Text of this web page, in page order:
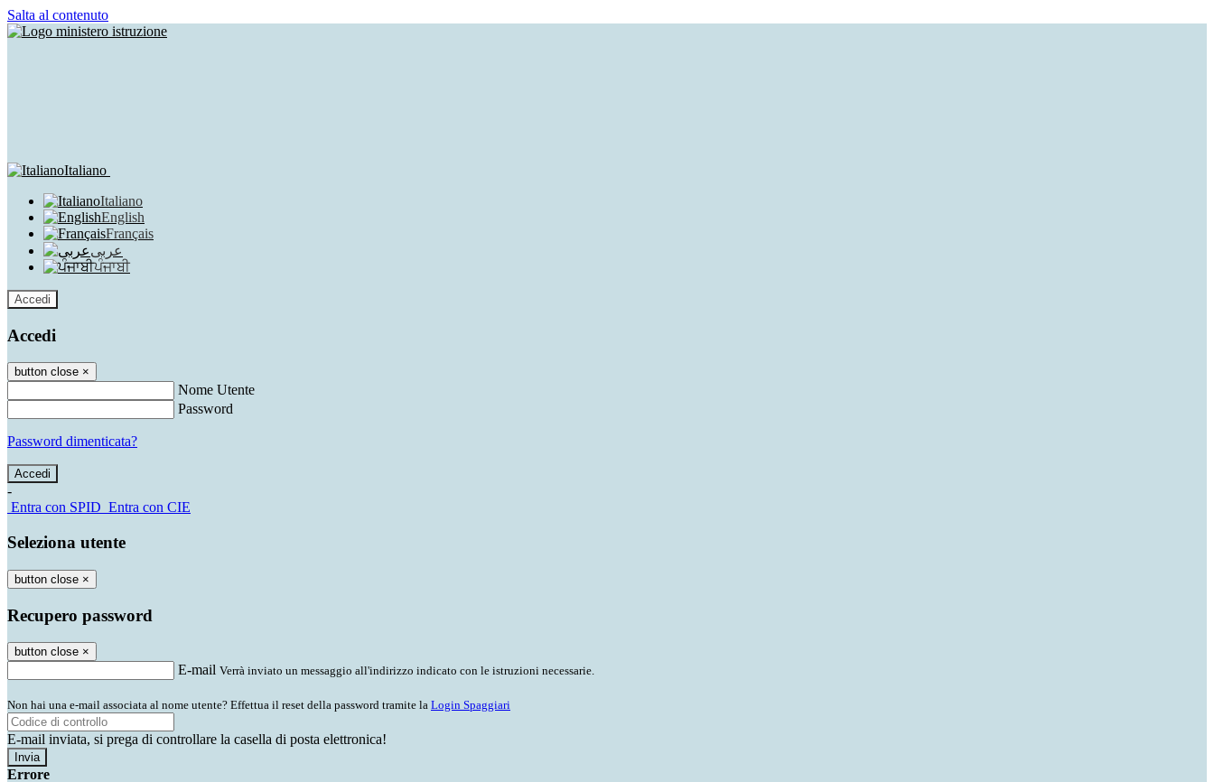
Salta al contenuto
Italiano
Italiano
English
Français
عربى
ਪੰਜਾਬੀ
Accedi
Accedi
button close ×
Nome Utente
Password
Password dimenticata?
-
Entra con SPID Entra con CIE
Seleziona utente
button close ×
Recupero password
button close ×
E-mail Verrà inviato un messaggio all'indirizzo indicato con le istruzioni necessarie.
Non hai una e-mail associata al nome utente? Effettua il reset della password tramite la Login Spaggiari
E-mail inviata, si prega di controllare la casella di posta elettronica!
Errore